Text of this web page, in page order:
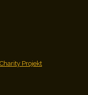
Projekt